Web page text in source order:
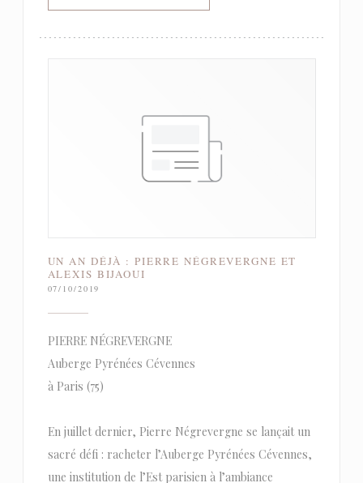
UN AN DÉJÀ : PIERRE NÉGREVERGNE ET
ALEXIS BIJAOUI
07/10/2019
PIERRE NÉGREVERGNE
Auberge Pyrénées Cévennes
à Paris (75)
En juillet dernier, Pierre Négrevergne se lançait un
sacré défi : racheter l’Auberge Pyrénées Cévennes,
une institution de l’Est parisien à l’ambiance